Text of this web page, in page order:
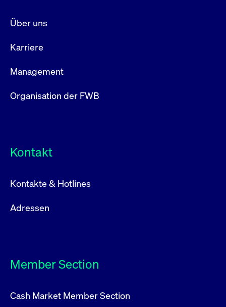
Über uns
Karriere
Management
Organisation der FWB
Kontakt
Kontakte & Hotlines
Adressen
Member Section
Cash Market Member Section